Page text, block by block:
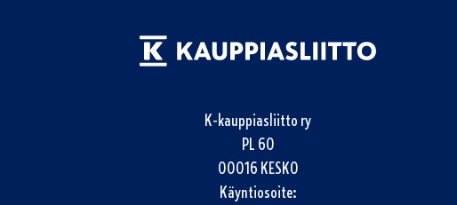
K-kauppiasliitto ry
PL 60
00016 KESKO
Käyntiosoite: